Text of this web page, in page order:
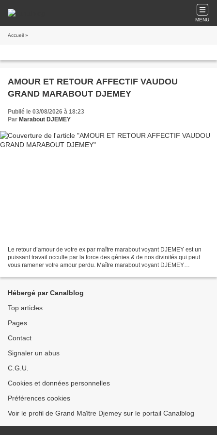
MENU
Accueil »
AMOUR ET RETOUR AFFECTIF VAUDOU
GRAND MARABOUT DJEMEY
Publié le 03/08/2026 à 18:23
Par Marabout DJEMEY
Le retour d’amour de votre ex par maître marabout voyant DJEMEY est un
puissant travail occulte par la force des génies & de nos divinités qui peut
vous ramener votre amour perdu. Maître marabout voyant DJEMEY
Hébergé par Canalblog
Top articles
Pages
Contact
Signaler un abus
C.G.U.
Cookies et données personnelles
Préférences cookies
Voir le profil de Grand Maître Djemey sur le portail Canalblog